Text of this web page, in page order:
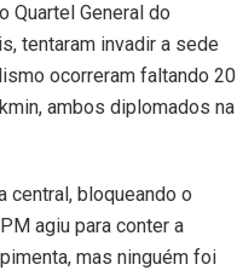
Quartel General do
tentaram invadir a sede
ocorreram faltando 20
ambos diplomados na
central, bloqueando o
agiu para conter a
mas ninguém foi